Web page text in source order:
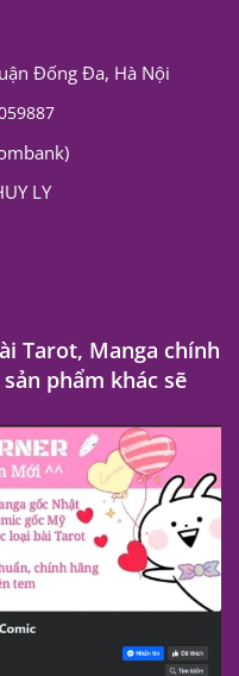
Đống Đa, Hà Nội
LY
Tarot, Manga chính
phẩm khác sẽ